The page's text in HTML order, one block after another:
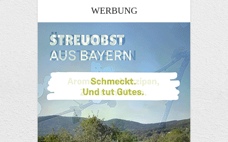
WERBUNG